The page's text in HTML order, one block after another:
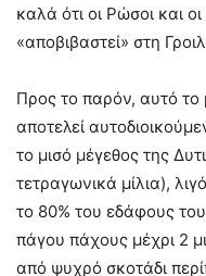
καλά ότι οι Ρώσοι και
«αποβιβαστεί» στη
Προς το παρόν, αυτό το
αποτελεί
το μισό μέγεθος της
τετραγωνικά μίλια),
το 80% του εδάφους
πάγου πάχους μέχρι 2
από ψυχρό σκοτάδι